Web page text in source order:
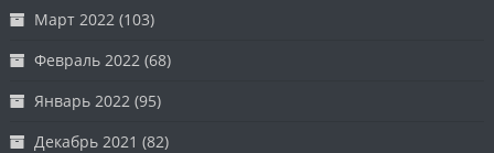
Март 2022 (103)
Февраль 2022 (68)
Январь 2022 (95)
Декабрь 2021 (82)